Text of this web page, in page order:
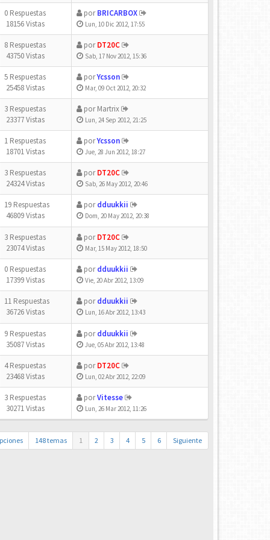
0 Respuestas
18156 Vistas
porBRICARBOX
Lun, 10 Dic 2012, 17:55
8 Respuestas
43750 Vistas
porDT20C
Sab, 17 Nov 2012, 15:36
5 Respuestas
25458 Vistas
porYcsson
Mar, 09 Oct 2012, 20:32
3 Respuestas
23377 Vistas
porMartrix
Lun, 24 Sep 2012, 21:25
1 Respuestas
18701 Vistas
porYcsson
Jue, 28 Jun 2012, 18:27
3 Respuestas
24324 Vistas
porDT20C
Sab, 26 May 2012, 20:46
19 Respuestas
46809 Vistas
pordduukkii
Dom, 20 May 2012, 20:38
3 Respuestas
23074 Vistas
porDT20C
Mar, 15 May 2012, 18:50
0 Respuestas
17399 Vistas
pordduukkii
Vie, 20 Abr 2012, 13:09
11 Respuestas
36726 Vistas
pordduukkii
Lun, 16 Abr 2012, 13:43
9 Respuestas
35087 Vistas
pordduukkii
Jue, 05 Abr 2012, 13:48
4 Respuestas
23468 Vistas
porDT20C
Lun, 02 Abr 2012, 22:09
3 Respuestas
30271 Vistas
porVitesse
Lun, 26 Mar 2012, 11:26
148 temas 1 2 3 4 5 6 Siguiente